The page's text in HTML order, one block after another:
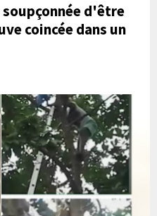
soupçonnée d'être
coincée dans un